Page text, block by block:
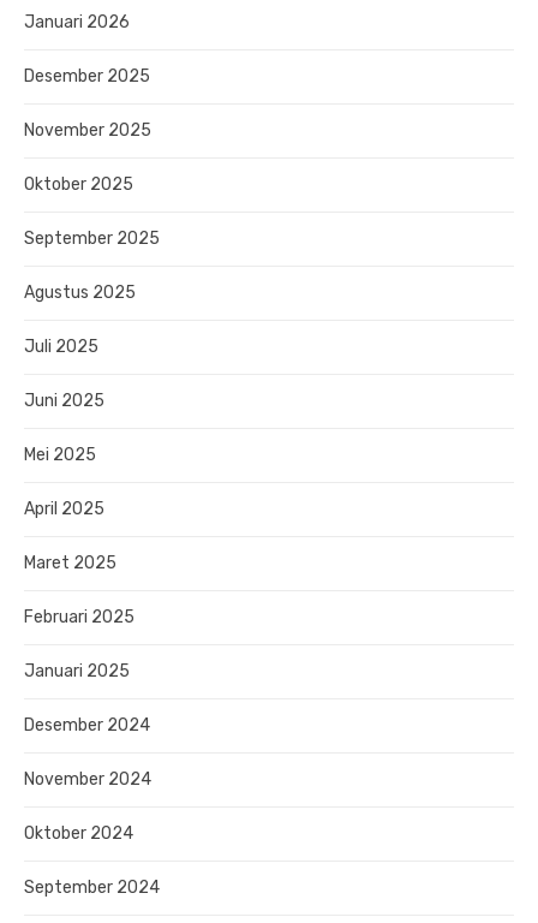
Januari 2026
Desember 2025
November 2025
Oktober 2025
September 2025
Agustus 2025
Juli 2025
Juni 2025
Mei 2025
April 2025
Maret 2025
Februari 2025
Januari 2025
Desember 2024
November 2024
Oktober 2024
September 2024